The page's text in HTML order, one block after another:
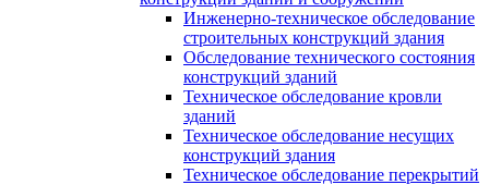
Инженерно-техническое обследование
строительных конструкций здания
Обследование технического состояния
конструкций зданий
Техническое обследование кровли
зданий
Техническое обследование несущих
конструкций здания
Техническое обследование перекрытий